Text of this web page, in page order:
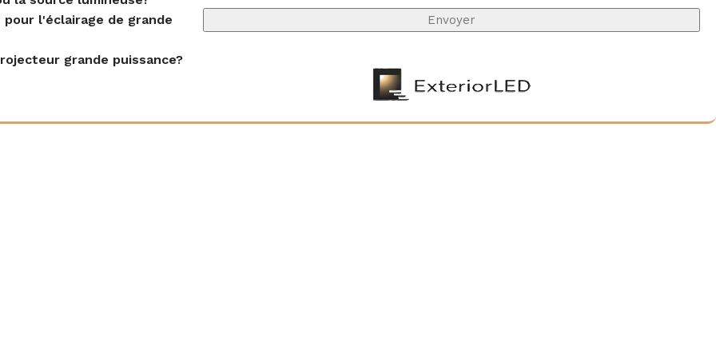
Température ambiante élevée
surface
visible sur les photos qui
plafond. L'étrier comporte une
et des fentes pour le
selon les normes
0-10 V?
source lumineuse?
grande puissance?